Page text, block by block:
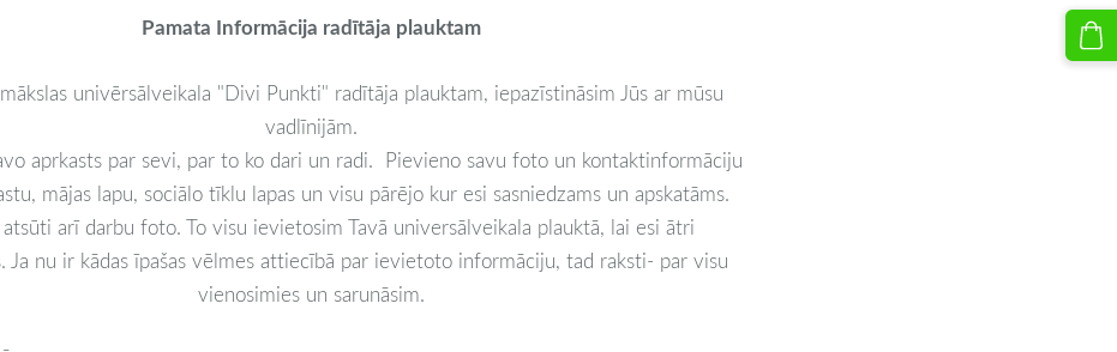
Pamata Informācija radītāja plauktam
univērsālveikala "Divi Punkti" radītāja plauktam, iepazīstināsim Jūs ar mūsu
vadlīnijām.
aprkasts par sevi, par to ko dari un radi. Pievieno savu foto un kontaktinformāciju
mājas lapu, sociālo tīklu lapas un visu pārējo kur esi sasniedzams un apskatāms.
arī darbu foto. To visu ievietosim Tavā universālveikala plauktā, lai esi ātri
Ja nu ir kādas īpašas vēlmes attiecībā par ievietoto informāciju, tad raksti- par visu
vienosimies un sarunāsim.